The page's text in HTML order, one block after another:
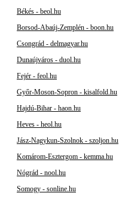
Békés - beol.hu
Borsod-Abaúj-Zemplén - boon.hu
Csongrád - delmagyar.hu
Dunaújváros - duol.hu
Fejér - feol.hu
Győr-Moson-Sopron - kisalfold.hu
Hajdú-Bihar - haon.hu
Heves - heol.hu
Jász-Nagykun-Szolnok - szoljon.hu
Komárom-Esztergom - kemma.hu
Nógrád - nool.hu
Somogy - sonline.hu